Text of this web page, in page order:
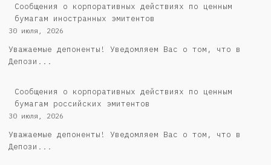
Сообщения о корпоративных действиях по ценным
бумагам иностранных эмитентов
30 июля, 2026
Уважаемые депоненты! Уведомляем Вас о том, что в
Депози...
Cообщения о корпоративных действиях по ценным
бумагам российских эмитентов
30 июля, 2026
Уважаемые депоненты! Уведомляем Вас о том, что в
Депози...